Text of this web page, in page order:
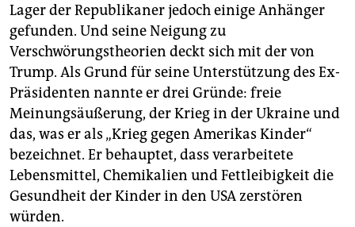
Lager der Republikaner jedoch einige Anhänger
gefunden. Und seine Neigung zu
Verschwörungstheorien deckt sich mit der von
Trump. Als Grund für seine Unterstützung des Ex-
Präsidenten nannte er drei Gründe: freie
Meinungsäußerung, der Krieg in der Ukraine und
das, was er als „Krieg gegen Amerikas Kinder“
bezeichnet. Er behauptet, dass verarbeitete
Lebensmittel, Chemikalien und Fettleibigkeit die
Gesundheit der Kinder in den USA zerstören
würden.